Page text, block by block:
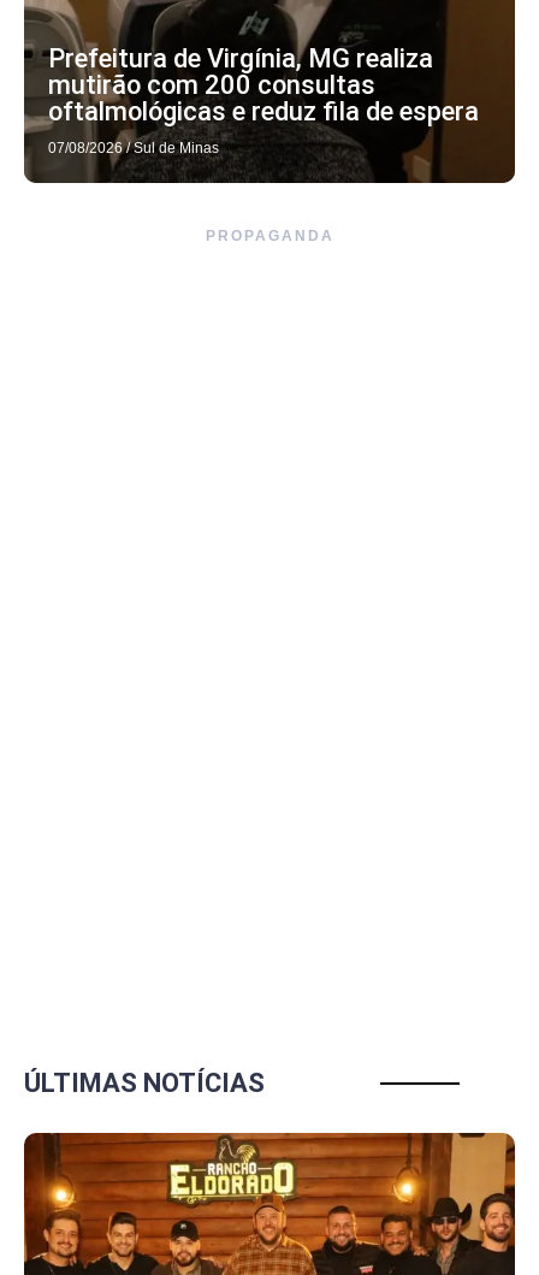
Prefeitura de Virgínia, MG realiza
mutirão com 200 consultas
oftalmológicas e reduz fila de espera
07/08/2026 / Sul de Minas
PROPAGANDA
ÚLTIMAS NOTÍCIAS